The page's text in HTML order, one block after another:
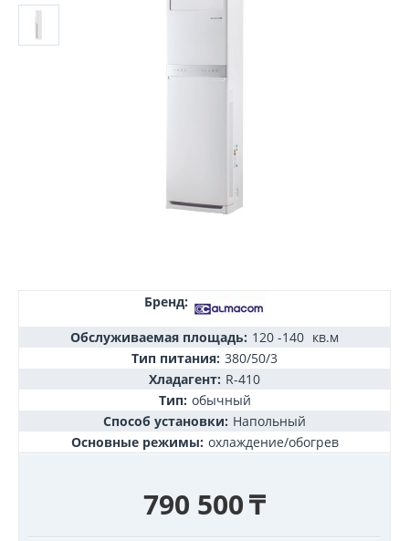
Бренд:
Обслуживаемая площадь: 120 -140 кв.м
Тип питания: 380/50/3
Хладагент: R-410
Тип: обычный
Способ установки: Напольный
Основные режимы: охлаждение/обогрев
790 500₸